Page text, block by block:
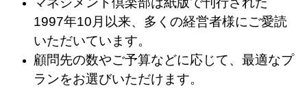
1997年10月 以来、多くの経営者様にご愛読
いただいています。
顧問先の数やご予算などに応じて、最適なプ
ランをお選びいただけます。